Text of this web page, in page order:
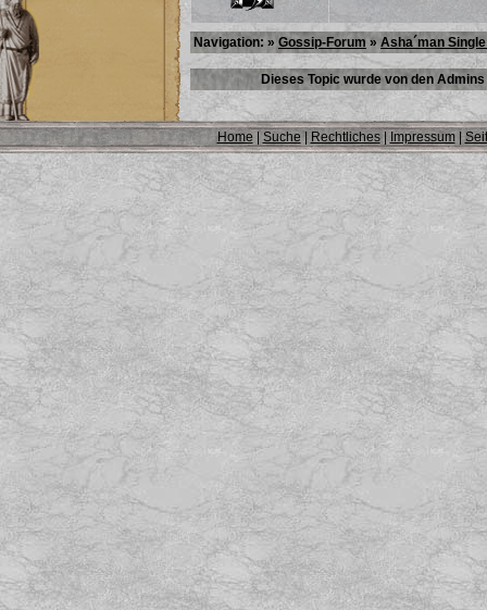
Navigation: » Gossip-Forum » Asha´man
Dieses Topic wurde von den
Home| Suche | Rechtliches| Impressum|